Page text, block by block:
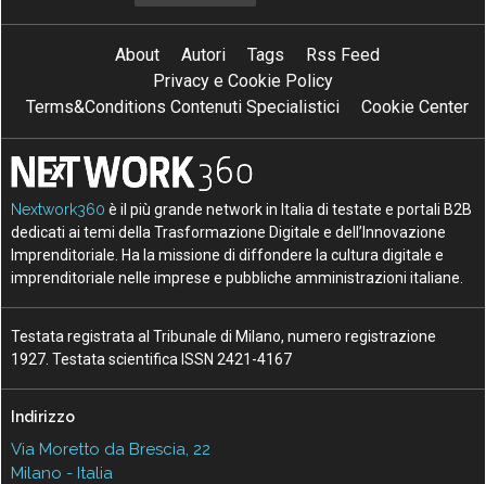
About Autori Tags
Rss Feed
Privacy e Cookie Policy
Terms&Conditions Contenuti Specialistici
Cookie Center
Nextwork360 è il più grande network in Italia di testate e portali B2B
dedicati ai temi della Trasformazione Digitale e dell’Innovazione
Imprenditoriale. Ha la missione di diffondere la cultura digitale e
imprenditoriale nelle imprese e pubbliche amministrazioni italiane.
Testata registrata al Tribunale di Milano, numero registrazione
1927. Testata scientifica ISSN 2421-4167
Indirizzo
Via Moretto da Brescia, 22
Milano - Italia